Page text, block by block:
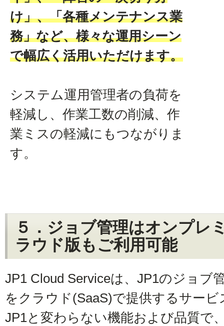
け」、「各種メンテナンス業
務」など、様々な運用シーン
で幅広く活用いただけます。
システム運用管理者の負荷を
軽減し、作業工数の削減、作
業ミスの軽減にもつながりま
す。
５．ジョブ管理はオンプレ
ラウド版もご利用可能
JP1 Cloud Serviceは、JP1のジョブ
をクラウド(SaaS)で提供するサー
JP1と変わらない機能および品質で